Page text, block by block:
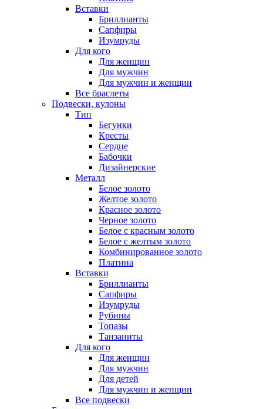
Вставки
Бриллианты
Сапфиры
Изумруды
Для кого
Для женщин
Для мужчин
Для мужчин и женщин
Все браслеты
Подвески, кулоны
Тип
Бегунки
Кресты
Сердце
Бабочки
Дизайнерские
Металл
Белое золото
Желтое золото
Красное золото
Черное золото
Белое с красным золото
Белое с желтым золото
Комбинированное золото
Платина
Вставки
Бриллианты
Сапфиры
Изумруды
Рубины
Топазы
Танзаниты
Для кого
Для женщин
Для мужчин
Для детей
Для мужчин и женщин
Все подвески